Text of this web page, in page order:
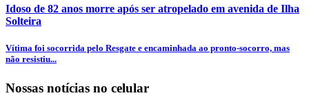
Idoso de 82 anos morre após ser atropelado em avenida de Ilha
Solteira
Vítima foi socorrida pelo Resgate e encaminhada ao pronto-socorro, mas
não resistiu...
Nossas notícias no celular